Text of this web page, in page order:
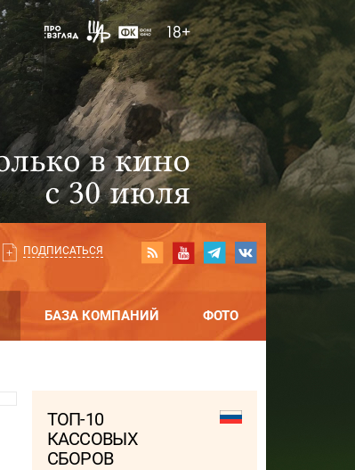
ПОДПИСАТЬСЯ
БАЗА КОМПАНИЙ ФОТО
ТОП-10
КАССОВЫХ
СБОРОВ